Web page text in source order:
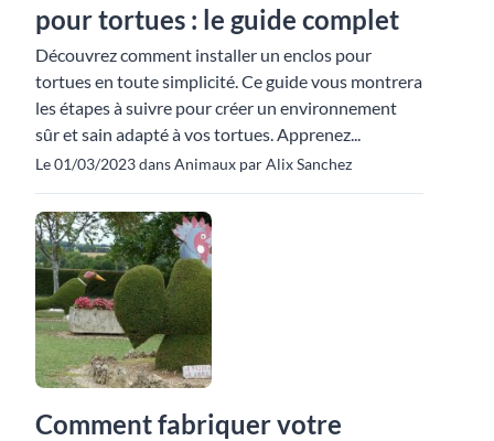
pour tortues : le guide complet
Découvrez comment installer un enclos pour
tortues en toute simplicité. Ce guide vous montrera
les étapes à suivre pour créer un environnement
sûr et sain adapté à vos tortues. Apprenez...
Le 01/03/2023 dans Animaux par Alix Sanchez
Comment fabriquer votre